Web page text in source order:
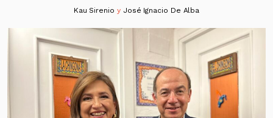
Kau Sirenio y José Ignacio De Alba